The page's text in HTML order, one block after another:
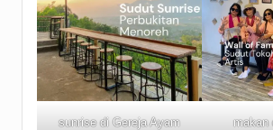
sunrise di Gereja Ayam
makan